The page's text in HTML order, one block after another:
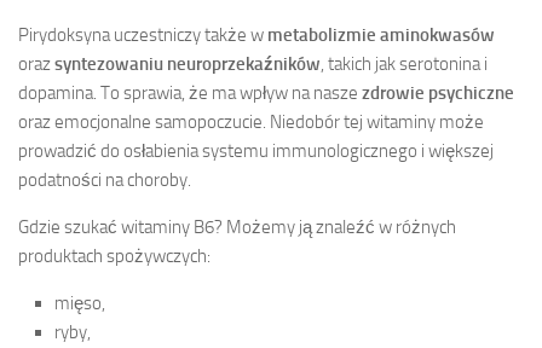
Pirydoksyna uczestniczy także w metabolizmie aminokwasów
orazsyntezowaniu neuroprzekaźników, takich jak serotonina i
dopamina. To sprawia, że ma wpływ na nasze zdrowie psychiczne
oraz emocjonalne samopoczucie. Niedobór tej witaminy może
prowadzić do osłabienia systemu immunologicznego i większej
podatności na choroby.
Gdzie szukać witaminy B6? Możemy ją znaleźć w różnych
produktach spożywczych:
mięso,
ryby,